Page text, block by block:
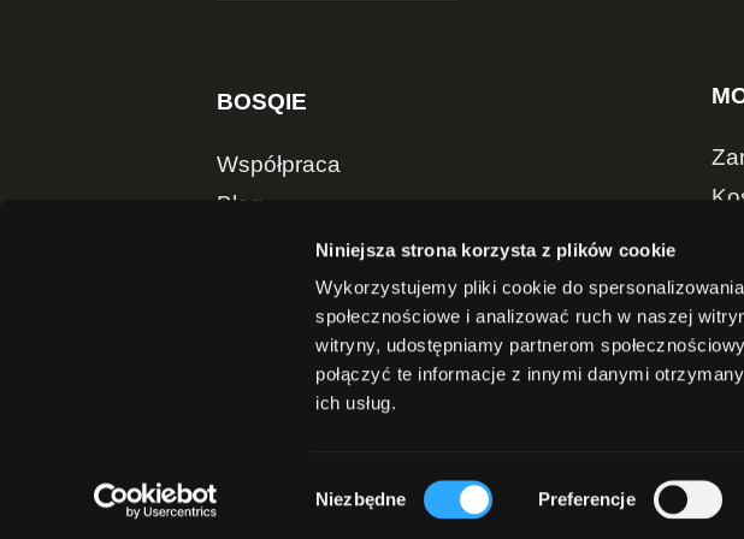
Niniejsza strona korzysta z plików cookie
Wykorzystujemy pliki cookie do
społecznościowe i analizować ruch w naszej
witryny, udostępniamy partnerom
połączyć te informacje z innymi danymi
ich usług.
zgody
Niezbędne Preferencje
BOSQIE
Współpraca
Blog
ZAOBSERWUJ NAS
© BOSQIE Sp. z o.o. wszystkie prawa zastrzeżone. Kopiowanie oraz